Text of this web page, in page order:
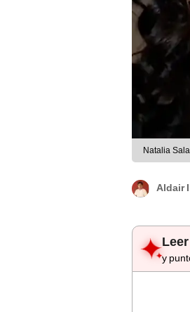
Natalia
Aldair
y